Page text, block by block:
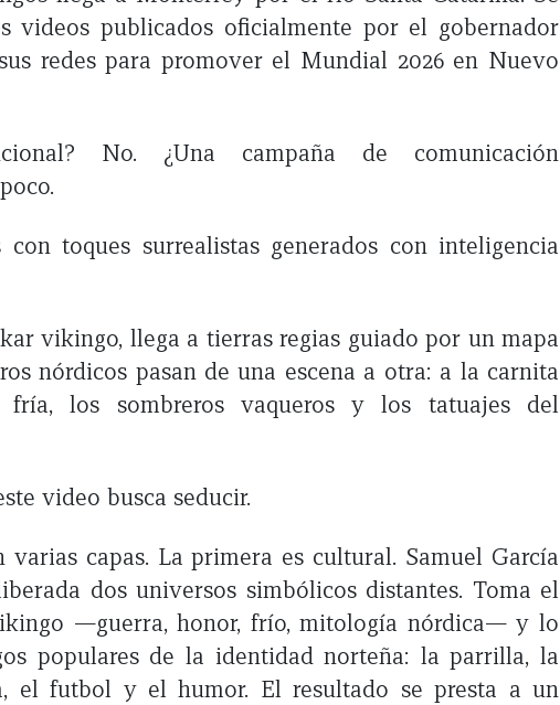
videos publicados oficialmente por el gobernador
redes para promover el Mundial 2026 en Nuevo
No. ¿Una campaña de comunicación
toques surrealistas generados con inteligencia
vikingo, llega a tierras regias guiado por un mapa
nórdicos pasan de una escena a otra: a la carnita
fría, los sombreros vaqueros y los tatuajes del
video busca seducir.
varias capas. La primera es cultural. Samuel García
dos universos simbólicos distantes. Toma el
—guerra, honor, frío, mitología nórdica— y lo
populares de la identidad norteña: la parrilla, la
el futbol y el humor. El resultado se presta a un